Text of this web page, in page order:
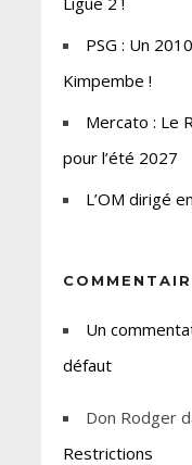
PSG : Un
Kimpembe !
Mercato : Le
pour l’été 2027
L’OM dirigé
Un
défaut
Don Rodger
Restrictions